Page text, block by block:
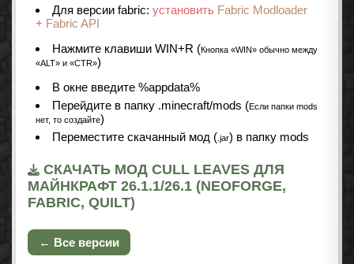
Для версии fabric: установить Fabric Modloader
+ Fabric API
Нажмите клавиши WIN+R (Кнопка «WIN» обычно между
«ALT» и «CTR»)
В окне введите %appdata%
Перейдите в папку .minecraft/mods (Если папки mods
нет, то создайте)
Переместите скачанный мод ( .jar) в папку mods
СКАЧАТЬ МОД CULL LEAVES ДЛЯ
МАЙНКРАФТ 26.1.1/26.1 (NEOFORGE,
FABRIC, QUILT)
← Все версии